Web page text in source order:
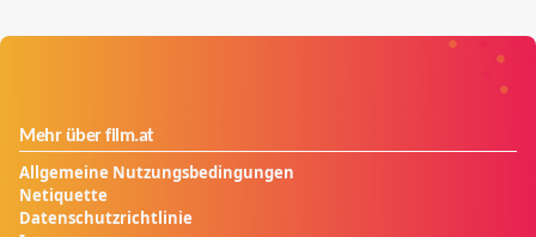
Mehr über film.at
Allgemeine Nutzungsbedingungen
Netiquette
Datenschutzrichtlinie